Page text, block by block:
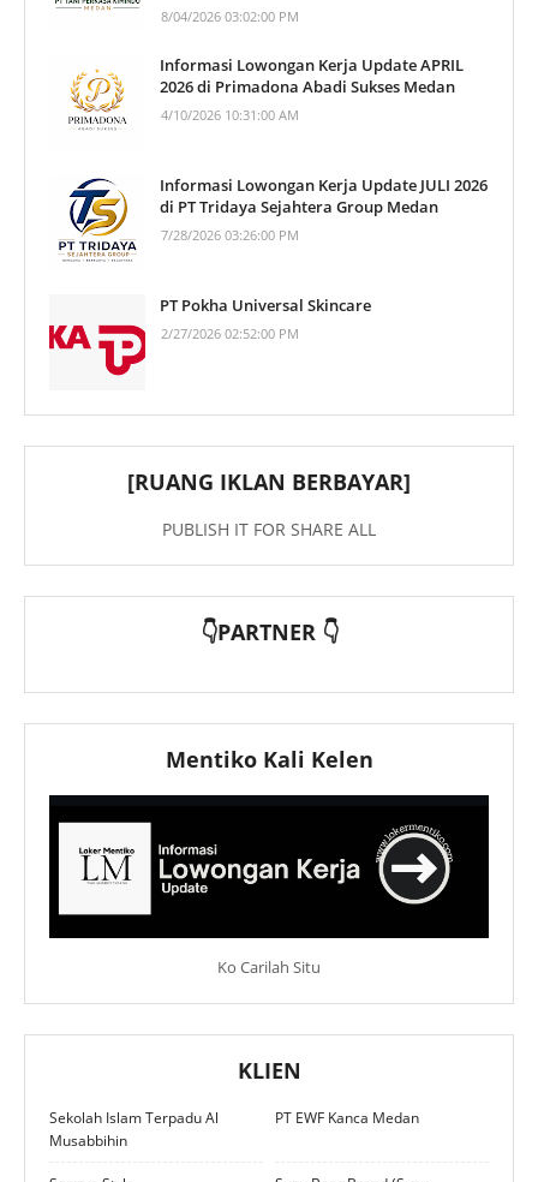
8/04/2026 03:02:00 PM
Informasi Lowongan Kerja Update APRIL
2026 di Primadona Abadi Sukses Medan
4/10/2026 10:31:00 AM
Informasi Lowongan Kerja Update JULI 2026
di PT Tridaya Sejahtera Group Medan
7/28/2026 03:26:00 PM
PT Pokha Universal Skincare
2/27/2026 02:52:00 PM
[RUANG IKLAN BERBAYAR]
PUBLISH IT FOR SHARE ALL
👇PARTNER 👇
Mentiko Kali Kelen
Ko Carilah Situ
KLIEN
Sekolah Islam Terpadu Al
Musabbihin
PT EWF Kanca Medan